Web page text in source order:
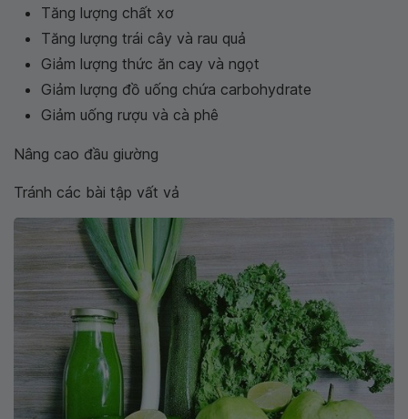
Tăng lượng chất xơ
Tăng lượng trái cây và rau quả
Giảm lượng thức ăn cay và ngọt
Giảm lượng đồ uống chứa carbohydrate
Giảm uống rượu và cà phê
Nâng cao đầu giường
Tránh các bài tập vất vả